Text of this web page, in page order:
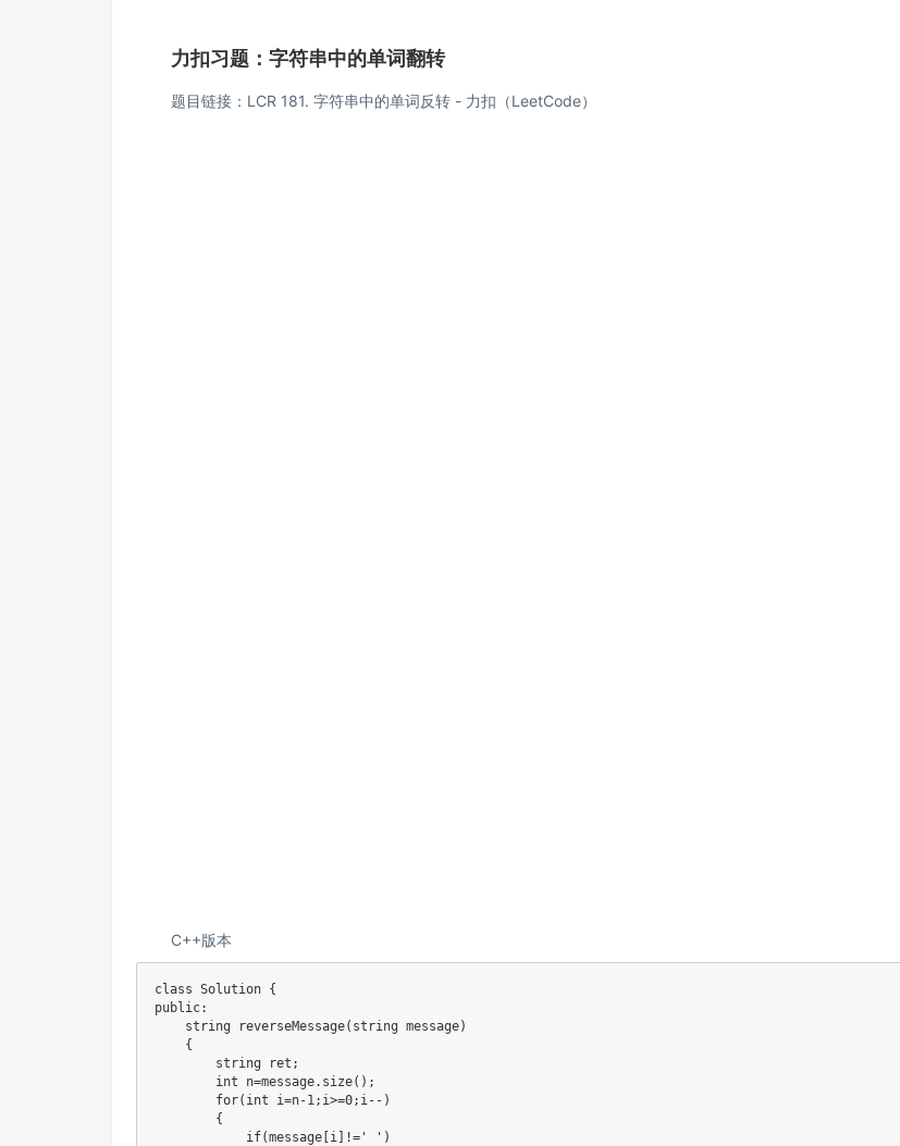
力扣习题：字符串中的单词翻转
题目链接： LCR 181. 字符串中的单词反转 - 力扣（LeetCode）
C++版本
class Solution {
public:
    string reverseMessage(string message)
    {
        string ret;
        int n=message.size();
        for(int i=n-1;i>=0;i--)
        {
            if(message[i]!=' ')